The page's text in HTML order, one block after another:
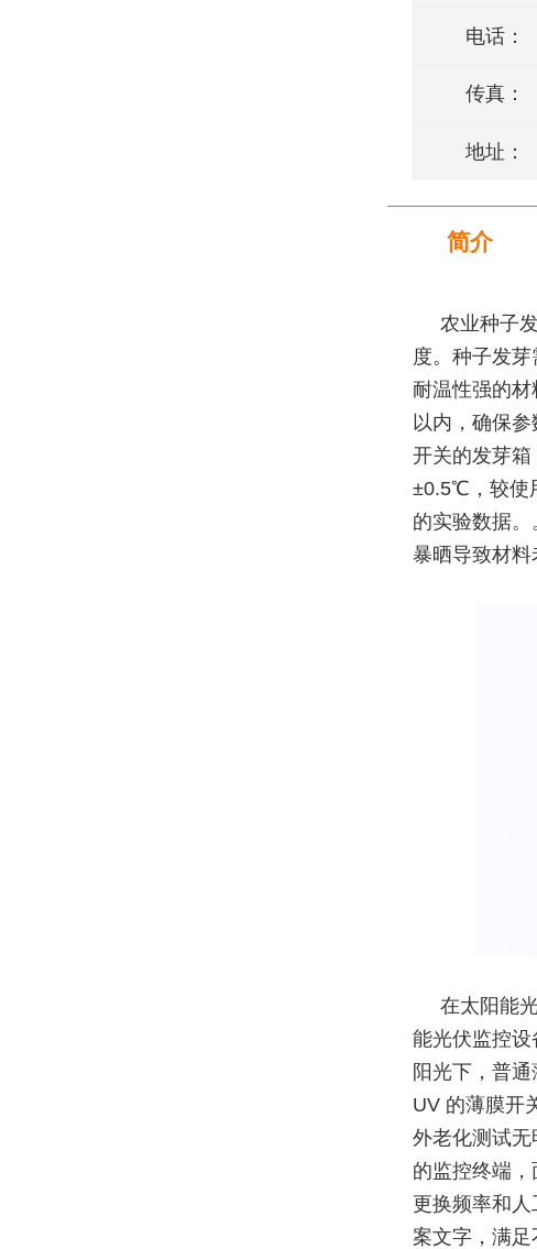
电话：
传真：
地址：
简介
农业种子
度。种子发
耐温性强的
以内，确保
开关的发芽
±0.5℃，较使
的实验数据
暴晒导致材
在太阳能
能光伏监控
阳光下，普
UV 的薄膜开
外老化测试
的监控终端
更换频率和
案文字，满足